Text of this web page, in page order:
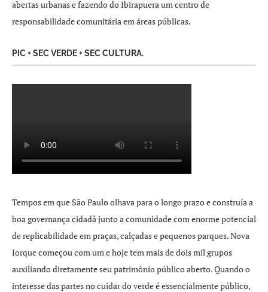
abertas urbanas e fazendo do Ibirapuera um centro de
responsabilidade comunitária em áreas públicas.
PIC + SEC VERDE + SEC CULTURA.
Tempos em que São Paulo olhava para o longo prazo e construía a
boa governança cidadã junto a comunidade com enorme potencial
de replicabilidade em praças, calçadas e pequenos parques. Nova
Iorque começou com um e hoje tem mais de dois mil grupos
auxiliando diretamente seu patrimônio público aberto. Quando o
interesse das partes no cuidar do verde é essencialmente público,